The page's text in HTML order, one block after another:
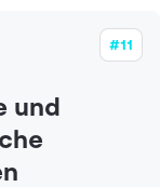
#11
und